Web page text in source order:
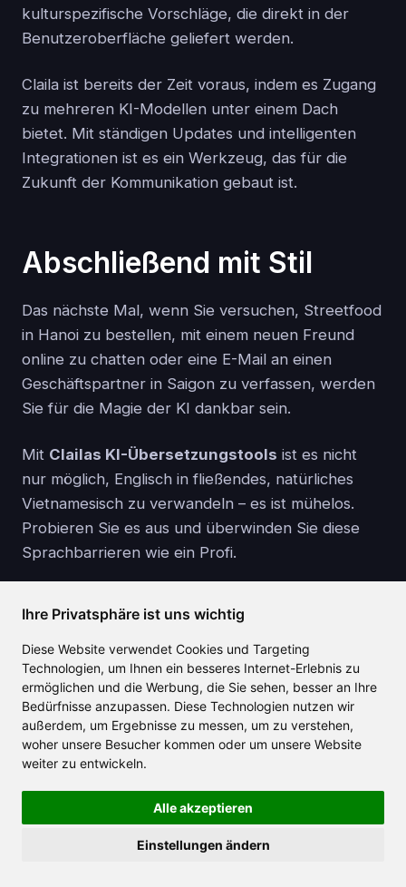
Ihre Privatsphäre ist uns wichtig
Diese Website verwendet Cookies und Targeting
Technologien, um Ihnen ein besseres Internet-Erlebnis zu
ermöglichen und die Werbung, die Sie sehen, besser an Ihre
Bedürfnisse anzupassen. Diese Technologien nutzen wir
außerdem, um Ergebnisse zu messen, um zu verstehen,
woher unsere Besucher kommen oder um unsere Website
weiter zu entwickeln.
Alle akzeptieren
Einstellungen ändern
kulturspezifische Vorschläge, die direkt in der
Benutzeroberfläche geliefert werden.
Claila ist bereits der Zeit voraus, indem es Zugang
zu mehreren KI-Modellen unter einem Dach
bietet. Mit ständigen Updates und intelligenten
Integrationen ist es ein Werkzeug, das für die
Zukunft der Kommunikation gebaut ist.
Abschließend mit Stil
Das nächste Mal, wenn Sie versuchen, Streetfood
in Hanoi zu bestellen, mit einem neuen Freund
online zu chatten oder eine E-Mail an einen
Geschäftspartner in Saigon zu verfassen, werden
Sie für die Magie der KI dankbar sein.
Mit Clailas KI-Übersetzungstools ist es nicht
nur möglich, Englisch in fließendes, natürliches
Vietnamesisch zu verwandeln – es ist mühelos.
Probieren Sie es aus und überwinden Sie diese
Sprachbarrieren wie ein Profi.
sogar einige Muttersprachler.
Marktforschungsfirmen sind sich einig, dass mobile
Übersetzungs-Apps mittlerweile Mainstream sind,
also sind Sie auf dieser Reise definitiv nicht allein.
Erstellen Sie Ihr kostenloses Konto